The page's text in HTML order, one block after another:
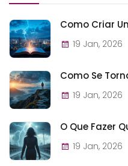
19 Jan, 2026
19 Jan, 2026
19 Jan, 2026